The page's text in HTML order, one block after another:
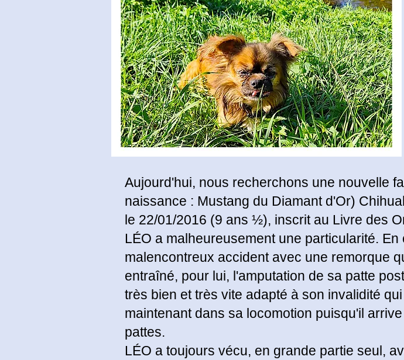
Aujourd'hui, nous recherchons une nouvelle
naissance : Mustang du Diamant d'Or)
le 22/01/2016 (9 ans ½), inscrit au Livre des
LÉO a malheureusement une particularité.
malencontreux accident avec une remorque
entraîné, pour lui, l'amputation de sa patte
très bien et très vite adapté à son invalidité
maintenant dans sa locomotion puisqu'il
pattes.
LÉO a toujours vécu, en grande partie seul,